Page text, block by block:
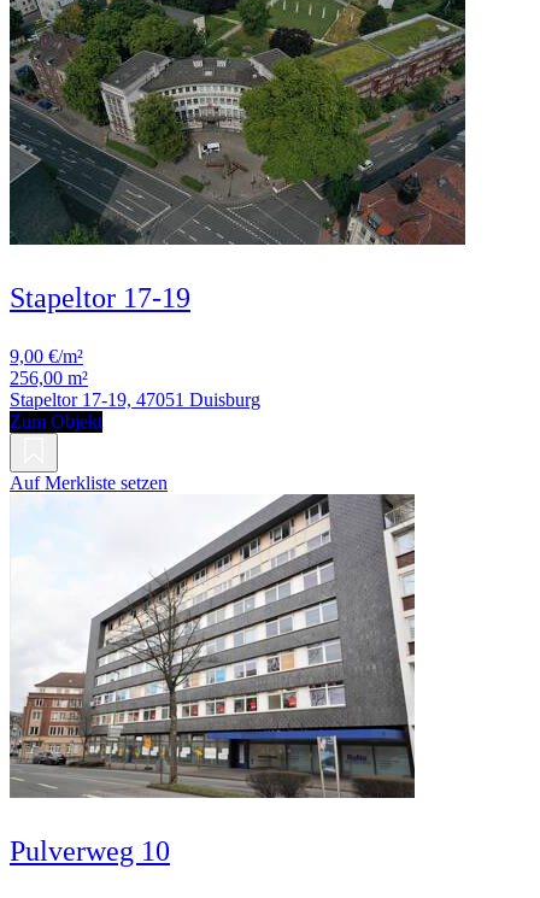
Stapeltor 17-19
9,00 €/m²
256,00 m²
Stapeltor 17-19, 47051 Duisburg
Zum Objekt
Auf Merkliste setzen
Pulverweg 10